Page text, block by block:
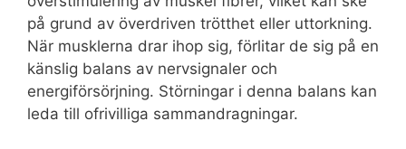
på grund av överdriven trötthet eller uttorkning.
När musklerna drar ihop sig, förlitar de sig på en
känslig balans av nervsignaler och
energiförsörjning. Störningar i denna balans kan
leda till ofrivilliga sammandragningar.